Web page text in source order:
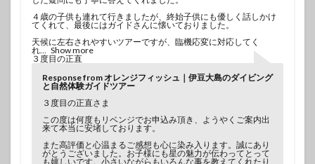
４歳の子供も連れて行きましたが、終始子供にも優しく話しかけ
てくれて、最後にはガイドさんに懐いておりました。
天候に左右されやすいツアーですが、臨機応変に対応してく
れ
Show more
３度目の正直
Response from オレンジフィッシュ｜伊豆大島のダイビング
と自然体験ガイドツアー
３度目の正直さま
この度は何度もリベンジでお申込み頂き、ようやくご案内出
来て本当に安堵しております。
また高評価と心温まるご感想も心に染み入ります。誠にあり
がとうございました。お子様にも星の魅力が伝わってとって
も嬉しいです。小さいながらもいろんな事を教えてくれたり